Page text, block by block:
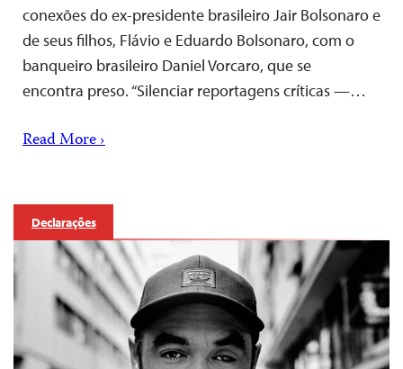
conexões do ex-presidente brasileiro Jair Bolsonaro e
de seus filhos, Flávio e Eduardo Bolsonaro, com o
banqueiro brasileiro Daniel Vorcaro, que se
encontra preso. “Silenciar reportagens críticas —…
Read More ›
Declarações